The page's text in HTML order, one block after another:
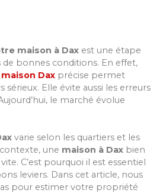
maison à Dax est une étape
bonnes conditions. En effet,
Dax précise permet
sérieux. Elle évite aussi les erreurs
le marché évolue
varie selon les quartiers et les
une maison à Dax bien
C’est pourquoi il est essentiel
leviers. Dans cet article, nous
pour estimer votre propriété